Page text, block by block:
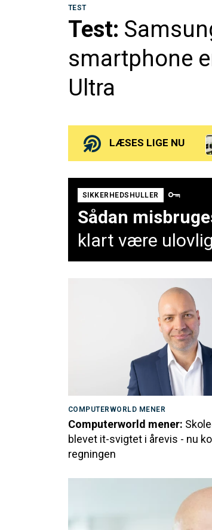
TEST
Test:
smartphone
Ultra
LÆSES LIGE NU
SIKKERHEDSHULLER
Sådan
klart være
COMPUTERWORLD MENER
Computerworld mener:
blevet it-svigtet i årevis - nu
regningen